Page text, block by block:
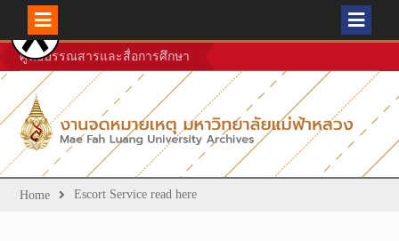
Skip
to
content
ศูนย์บรรณสารและสื่อการศึกษา
Home Escort Service read here